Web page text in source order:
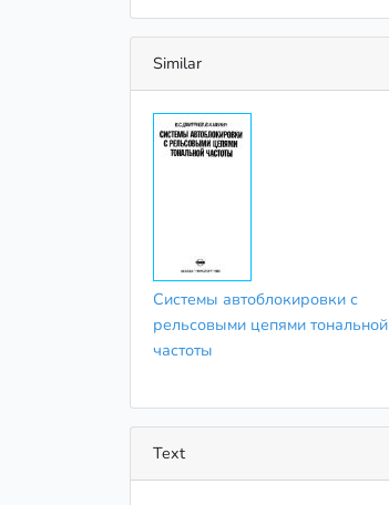
Similar
Системы автоблокировки с
рельсовыми цепями тональной
частоты
Text